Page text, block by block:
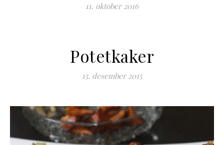
11. oktober 2016
Potetkaker
15. desember 2015